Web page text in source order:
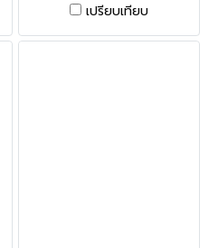
หนักปานกลาง มีช่วงชักลูกสูบ
ยาว เพิ่มแรงกระแทกให้สูงขึ้น
เปรียบเทียบ